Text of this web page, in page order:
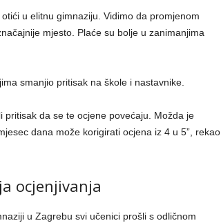
u elitnu gimnaziju. Vidimo da promjenom
mjesto. Plaće su bolje u zanimanjima
smanjio pritisak na škole i nastavnike.
da se te ocjene povećaju. Možda je
dana može korigirati ocjena iz 4 u 5”, rekao
ocjenjivanja
u Zagrebu svi učenici prošli s odličnom